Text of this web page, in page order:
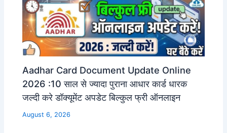
Aadhar Card Document Update Online
2026 :10 साल से ज्यादा पुराना आधार कार्ड धारक
जल्दी करे डॉक्यूमेंट अपडेट बिल्कुल फ्री ऑनलाइन
August 6, 2026